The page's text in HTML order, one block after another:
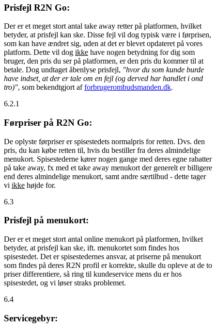
Prisfejl R2N Go:
Der er et meget stort antal take away retter på platformen, hvilket
betyder, at prisfejl kan ske. Disse fejl vil dog typisk være i førprisen,
som kan have ændret sig, uden at det er blevet opdateret på vores
platform. Dette vil dog ikke have nogen betydning for dig som
bruger, den pris du ser på platformen, er den pris du kommer til at
betale. Dog undtaget åbenlyse prisfejl, "hvor du som kunde burde
have indset, at der er tale om en fejl (og derved har handlet i ond
tro)", som bekendtgjort afforbrugerombudsmanden.dk.
6.2.1
Førpriser på R2N Go:
De oplyste førpriser er spisestedets normalpris for retten. Dvs. den
pris, du kan købe retten til, hvis du bestiller fra deres almindelige
menukort. Spisestederne kører nogen gange med deres egne rabatter
på take away, fx med et take away menukort der generelt er billigere
end deres almindelige menukort, samt andre særtilbud - dette tager
vi ikke højde for.
6.3
Prisfejl på menukort:
Der er et meget stort antal online menukort på platformen, hvilket
betyder, at prisfejl kan ske, ift. menukortet som findes hos
spisestedet. Det er spisestedernes ansvar, at priserne på menukort
som findes på deres R2N profil er korrekte, skulle du opleve at de to
priser differentiere, så ring til kundeservice mens du er hos
spisestedet, og vi løser straks problemet.
6.4
Servicegebyr: